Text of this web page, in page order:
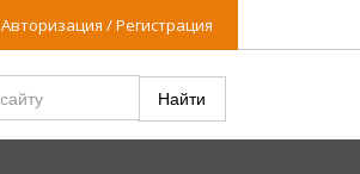
Авторизация / Регистрация